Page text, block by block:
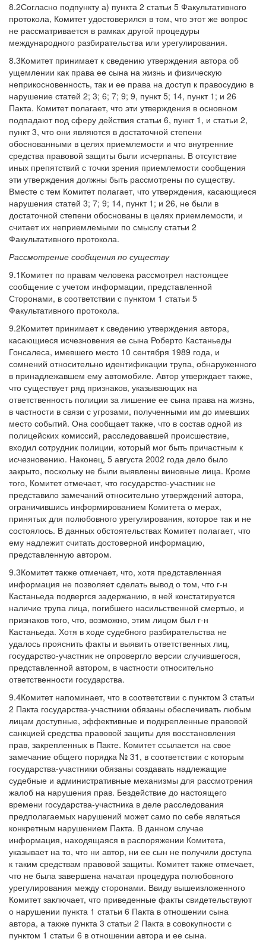
8.2Согласно подпункту а) пункта 2 статьи 5 Факультативного
протокола, Комитет удостоверился в том, что этот же вопрос
не рассматривается в рамках другой процедуры
международного разбирательства или урегулирования.
8.3Комитет принимает к сведению утверждения автора об
ущемлении как права ее сына на жизнь и физическую
неприкосновенность, так и ее права на доступ к правосудию в
нарушение статей 2; 3; 6; 7; 9; 9, пункт 5; 14, пункт 1; и 26
Пакта. Комитет полагает, что эти утверждения в основном
подпадают под сферу действия статьи 6, пункт 1, и статьи 2,
пункт 3, что они являются в достаточной степени
обоснованными в целях приемлемости и что внутренние
средства правовой защиты были исчерпаны. В отсутствие
иных препятствий с точки зрения приемлемости сообщения
эти утверждения должны быть рассмотрены по существу.
Вместе с тем Комитет полагает, что утверждения, касающиеся
нарушения статей 3; 7; 9; 14, пункт 1; и 26, не были в
достаточной степени обоснованы в целях приемлемости, и
считает их неприемлемыми по смыслу статьи 2
Факультативного протокола.
Рассмотрение сообщения по существу
9.1Комитет по правам человека рассмотрел настоящее
сообщение с учетом информации, представленной
Сторонами, в соответствии с пунктом 1 статьи 5
Факультативного протокола.
9.2Комитет принимает к сведению утверждения автора,
касающиеся исчезновения ее сына Роберто Кастаньеды
Гонсалеса, имевшего место 10 сентября 1989 года, и
сомнений относительно идентификации трупа, обнаруженного
в принадлежавшем ему автомобиле. Автор утверждает также,
что существует ряд признаков, указывающих на
ответственность полиции за лишение ее сына права на жизнь,
в частности в связи с угрозами, полученными им до имевших
место событий. Она сообщает также, что в состав одной из
полицейских комиссий, расследовавшей происшествие,
входил сотрудник полиции, который мог быть причастным к
исчезновению. Наконец, 5 августа 2002 года дело было
закрыто, поскольку не были выявлены виновные лица. Кроме
того, Комитет отмечает, что государство-участник не
представило замечаний относительно утверждений автора,
ограничившись информированием Комитета о мерах,
принятых для полюбовного урегулирования, которое так и не
состоялось. В данных обстоятельствах Комитет полагает, что
ему надлежит считать достоверной информацию,
представленную автором.
9.3Комитет также отмечает, что, хотя представленная
информация не позволяет сделать вывод о том, что г-н
Кастаньеда подвергся задержанию, в ней констатируется
наличие трупа лица, погибшего насильственной смертью, и
признаков того, что, возможно, этим лицом был г-н
Кастаньеда. Хотя в ходе судебного разбирательства не
удалось прояснить факты и выявить ответственных лиц,
государство-участник не опровергло версии случившегося,
представленной автором, в частности относительно
ответственности государства.
9.4Комитет напоминает, что в соответствии с пунктом 3 статьи
2 Пакта государства-участники обязаны обеспечивать любым
лицам доступные, эффективные и подкрепленные правовой
санкцией средства правовой защиты для восстановления
прав, закрепленных в Пакте. Комитет ссылается на свое
замечание общего порядка № 31, в соответствии с которым
государства-участники обязаны создавать надлежащие
судебные и административные механизмы для рассмотрения
жалоб на нарушения прав. Бездействие до настоящего
времени государства-участника в деле расследования
предполагаемых нарушений может само по себе являться
конкретным нарушением Пакта. В данном случае
информация, находящаяся в распоряжении Комитета,
указывает на то, что ни автор, ни ее сын не получили доступа
к таким средствам правовой защиты. Комитет также отмечает,
что не была завершена начатая процедура полюбовного
урегулирования между сторонами. Ввиду вышеизложенного
Комитет заключает, что приведенные факты свидетельствуют
о нарушении пункта 1 статьи 6 Пакта в отношении сына
автора, а также пункта 3 статьи 2 Пакта в совокупности с
пунктом 1 статьи 6 в отношении автора и ее сына.